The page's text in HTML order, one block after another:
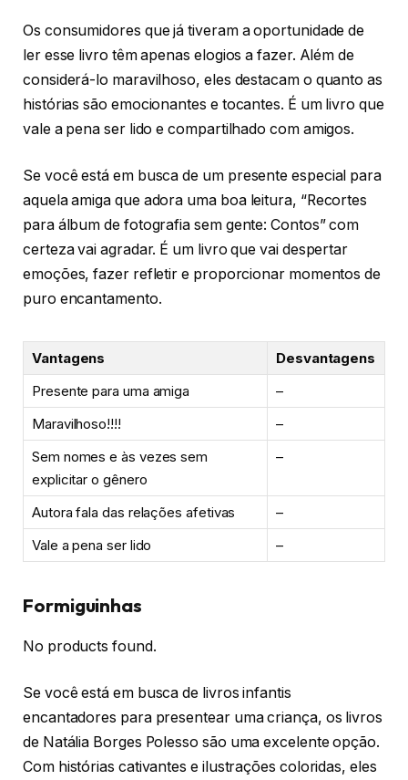
Os consumidores que já tiveram a oportunidade de
ler esse livro têm apenas elogios a fazer. Além de
considerá-lo maravilhoso, eles destacam o quanto as
histórias são emocionantes e tocantes. É um livro que
vale a pena ser lido e compartilhado com amigos.
Se você está em busca de um presente especial para
aquela amiga que adora uma boa leitura, “Recortes
para álbum de fotografia sem gente: Contos” com
certeza vai agradar. É um livro que vai despertar
emoções, fazer refletir e proporcionar momentos de
puro encantamento.
Vantagens
Desvantagens
Presente para uma amiga
–
Maravilhoso!!!!
–
Sem nomes e às vezes sem
explicitar o gênero
–
Autora fala das relações afetivas
–
Vale a pena ser lido
–
Formiguinhas
No products found.
Se você está em busca de livros infantis
encantadores para presentear uma criança, os livros
de Natália Borges Polesso são uma excelente opção.
Com histórias cativantes e ilustrações coloridas, eles